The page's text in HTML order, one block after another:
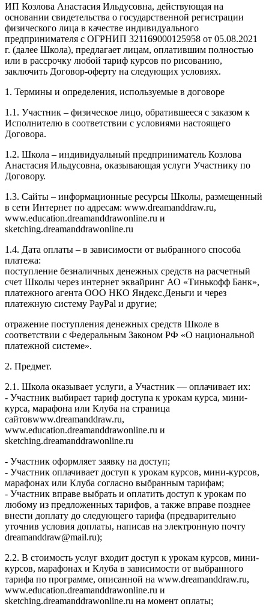
ИП Козлова Анастасия Ильдусовна, действующая на
основании свидетельства о государственной регистрации
физического лица в качестве индивидуального
предпринимателя с ОГРНИП 321169000125958 от 05.08.2021
г. (далее Школа), предлагает лицам, оплатившим полностью
или в рассрочку любой тариф курсов по рисованию,
заключить Договор-оферту на следующих условиях.
1. Термины и определения, используемые в договоре
1.1. Участник – физическое лицо, обратившееся с заказом к
Исполнителю в соответствии с условиями настоящего
Договора.
1.2. Школа – индивидуальный предприниматель Козлова
Анастасия Ильдусовна, оказывающая услуги Участнику по
Договору.
1.3. Сайты – информационные ресурсы Школы, размещенный
в сети Интернет по адресам: www.dreamanddraw.ru,
www.education.dreamanddrawonline.ru и
sketching.dreamanddrawonline.ru
1.4. Дата оплаты – в зависимости от выбранного способа
платежа:
поступление безналичных денежных средств на расчетный
счет Школы через интернет эквайринг АО «Тинькофф Банк»,
платежного агента ООО НКО Яндекс.Деньги и через
платежную систему PayPal и другие;
отражение поступления денежных средств Школе в
соответствии с Федеральным Законом РФ «О национальной
платежной системе».
2. Предмет.
2.1. Школа оказывает услуги, а Участник — оплачивает их:
- Участник выбирает тариф доступа к урокам курса, мини-
курса, марафона или Клуба на страница
сайтовwww.dreamanddraw.ru,
www.education.dreamanddrawonline.ru и
sketching.dreamanddrawonline.ru
- Участник оформляет заявку на доступ;
- Участник оплачивает доступ к урокам курсов, мини-курсов,
марафонах или Клуба согласно выбранным тарифам;
- Участник вправе выбрать и оплатить доступ к урокам по
любому из предложенных тарифов, а также вправе позднее
внести доплату до следующего тарифа (предварительно
уточнив условия доплаты, написав на электронную почту
dreamanddraw@mail.ru);
2.2. В стоимость услуг входит доступ к урокам курсов, мини-
курсов, марафонах и Клуба в зависимости от выбранного
тарифа по программе, описанной на www.dreamanddraw.ru,
www.education.dreamanddrawonline.ru и
sketching.dreamanddrawonline.ru на момент оплаты;